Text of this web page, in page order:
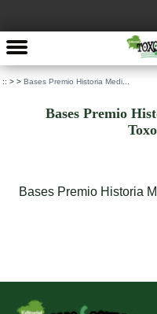
:: > > Bases Premio Historia Medi...
Bases Premio
Bases Premio Historia